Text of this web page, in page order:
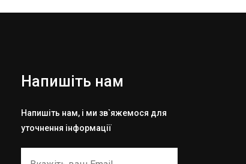
Напишіть нам
Напишіть нам, і ми зв`яжемося для
уточнення інформації